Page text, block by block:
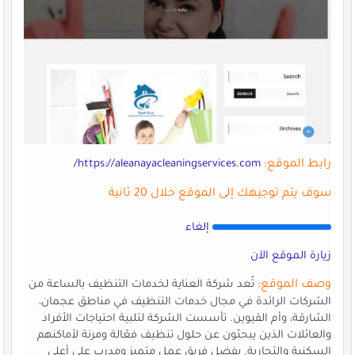
رابط الموقع: https://aleanayacleaningservices.com/
سوف يتم توجيهك إلى الموقع خلال 20 ثانية
إلغاء
زيارة الموقع الآن
وصف الموقع:تُعد شركة العناية لخدمات التنظيف بالساعة من
الشركات الرائدة في مجال خدمات التنظيف في مناطق عجمان،
الشارقة، وأم القيوين. تأسست الشركة لتلبية احتياجات الأفراد
والعائلات الذين يبحثون عن حلول تنظيف فعّالة ومرنة لأماكنهم
السكنية والتجارية. بفضل فريق عمل متميز ومدرب على أعلى